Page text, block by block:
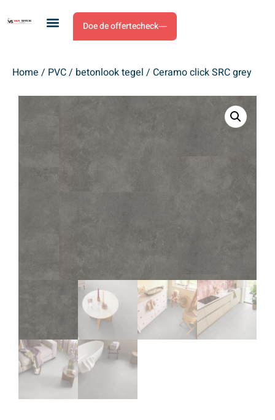
Doe de offertecheck
Home / PVC/ betonlook tegel / Ceramo click SRC grey